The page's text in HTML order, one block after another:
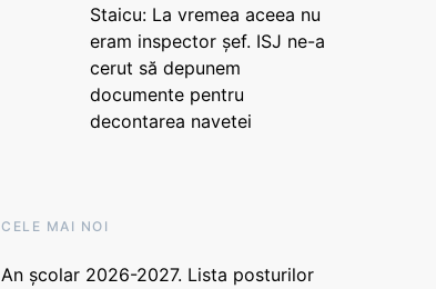
Staicu: La vremea aceea nu
eram inspector șef. ISJ ne-a
cerut să depunem
documente pentru
decontarea navetei
CELE MAI NOI
An școlar 2026-2027. Lista posturilor